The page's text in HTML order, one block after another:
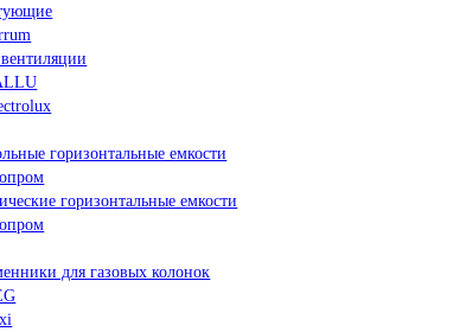
горизонтальные емкости
горизонтальные емкости
для газовых колонок